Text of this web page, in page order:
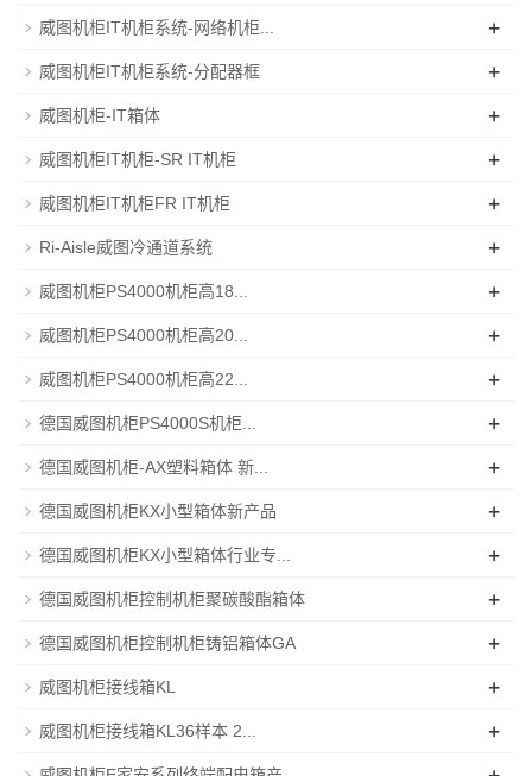
威图机柜IT机柜系统-网络机柜... +
威图机柜IT机柜系统-分配器框 +
威图机柜-IT箱体 +
威图机柜IT机柜-SR IT机柜 +
威图机柜IT机柜FR IT机柜 +
Ri-Aisle威图冷通道系统 +
威图机柜PS4000机柜高18... +
威图机柜PS4000机柜高20... +
威图机柜PS4000机柜高22... +
德国威图机柜PS4000S机柜... +
德国威图机柜-AX塑料箱体 新... +
德国威图机柜KX小型箱体新产品 +
德国威图机柜KX小型箱体行业专... +
德国威图机柜控制机柜聚碳酸酯箱体 +
德国威图机柜控制机柜铸铝箱体GA +
威图机柜接线箱KL +
威图机柜接线箱KL36样本 2... +